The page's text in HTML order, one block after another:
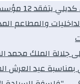
الدكتور
والمطاعم
جلالة الملك
عيد العرش